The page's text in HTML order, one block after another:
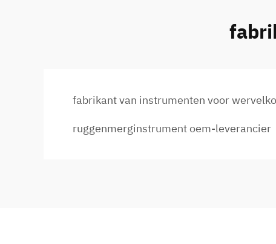
fabrikant van instrumenten voor
ruggenmerginstrument oem-leverancier